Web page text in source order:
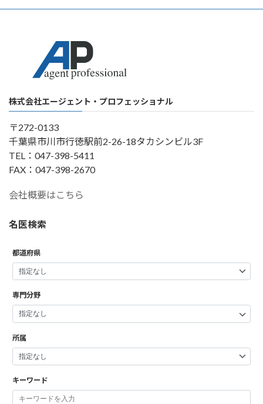
株式会社エージェント・プロフェッショナル
〒272-0133
千葉県市川市行徳駅前2-26-18タカシンビル3F
TEL：047-398-5411
FAX：047-398-2670
会社概要はこちら
名医検索
都道府県
専門分野
所属
キーワード